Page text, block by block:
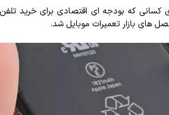
که بودجه ای اقتصادی برای خرید تلفن